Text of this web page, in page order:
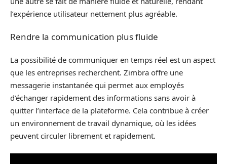
l’expérience utilisateur nettement plus agréable.
Rendre la communication plus fluide
La possibilité de communiquer en temps réel est un aspect
que les entreprises recherchent. Zimbra offre une
messagerie instantanée qui permet aux employés
d’échanger rapidement des informations sans avoir à
quitter l’interface de la plateforme. Cela contribue à créer
un environnement de travail dynamique, où les idées
peuvent circuler librement et rapidement.